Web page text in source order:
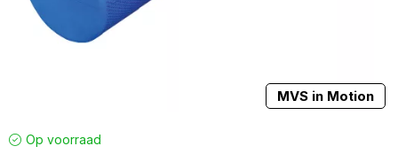
MVS in Motion
Op voorraad